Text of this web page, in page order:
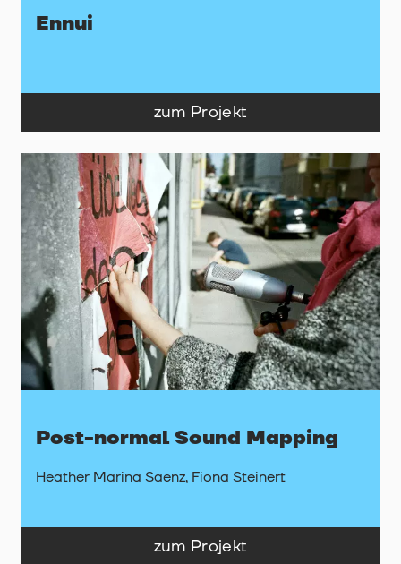
Ennui
zum Projekt
Post-normal Sound Mapping
Heather Marina Saenz, Fiona Steinert
zum Projekt